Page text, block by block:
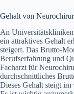
Gehalt von
An
ein attraktives Gehalt
steigert. Das Brutto-
Berufserfahrung und
Facharzt für
durchschnittliches
Dieses Gehalt steigt